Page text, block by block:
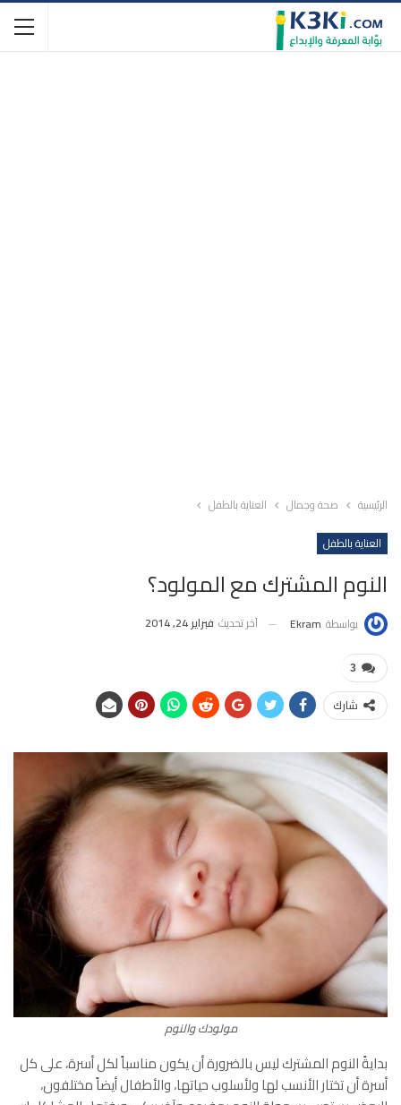
الرئيسية صحة وجمال
العناية بالطفل
العناية بالطفل
النوم المشترك مع المولود؟
بواسطة Ekram آخر تحديث فبراير 24, 2014
3
شارك
مولودك والنوم
بدايةً النوم المشترك ليس بالضرورة أن يكون مناسباً لكل أسرة، على كل
أسرة أن تختار الأنسب لها ولأسلوب حياتها، والأطفال أيضاً مختلفون،